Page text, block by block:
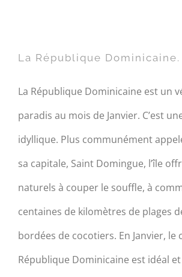
La République Dominicaine.
La République Dominicaine est un
paradis au mois de Janvier. C’est
idyllique. Plus communément
sa capitale, Saint Domingue, l’île
naturels à couper le souffle, à
centaines de kilomètres de plages
bordées de cocotiers. En Janvier, le
République Dominicaine est idéal